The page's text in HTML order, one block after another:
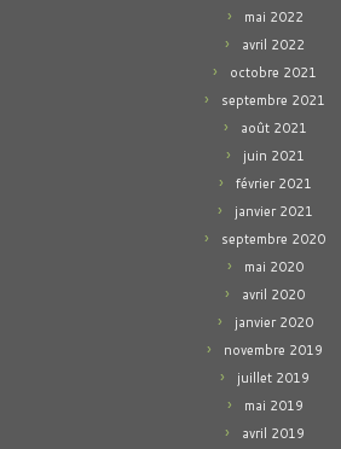
mai 2022
avril 2022
octobre 2021
septembre 2021
août 2021
juin 2021
février 2021
janvier 2021
septembre 2020
mai 2020
avril 2020
janvier 2020
novembre 2019
juillet 2019
mai 2019
avril 2019